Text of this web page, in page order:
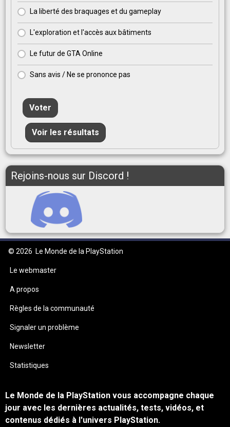
La liberté des braquages et du gameplay
L'exploration et l'accès aux bâtiments
Le futur de GTA Online
Sans avis / Ne se prononce pas
Voter
Voir les résultats
Rejoins-nous sur Discord !
© 2026 Le Monde de la PlayStation
Le webmaster
A propos
Règles de la communauté
Signaler un problème
Newsletter
Statistiques
Le Monde de la PlayStation vous accompagne chaque
jour avec les dernières actualités, tests, vidéos, et
contenus dédiés à l'univers PlayStation.